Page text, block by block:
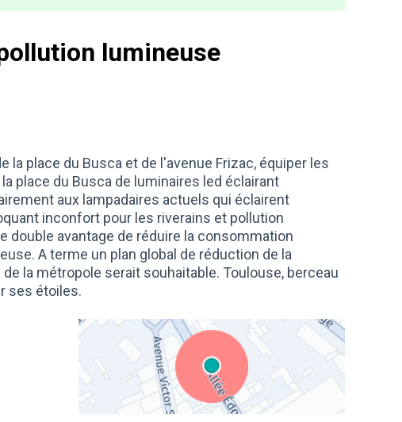
lumineuse
la place du Busca et de l'avenue Frizac, équiper les
place du Busca de luminaires led éclairant
aux lampadaires actuels qui éclairent
inconfort pour les riverains et pollution
double avantage de réduire la consommation
A terme un plan global de réduction de la
la métropole serait souhaitable. Toulouse, berceau
ses étoiles.